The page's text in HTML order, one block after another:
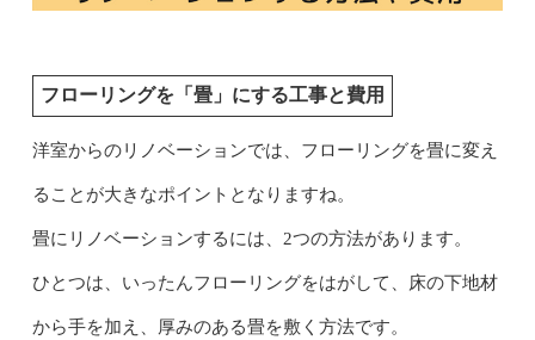
フローリングを「畳」にする工事と費用
洋室からのリノベーションでは、フローリングを畳に変え
ることが大きなポイントとなりますね。
畳にリノベーションするには、2つの方法があります。
ひとつは、いったんフローリングをはがして、床の下地材
から手を加え、厚みのある畳を敷く方法です。